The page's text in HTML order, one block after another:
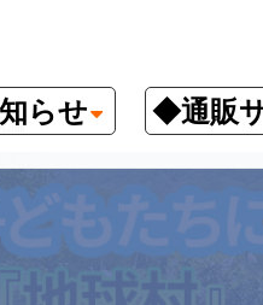
らせ ◆通販
論